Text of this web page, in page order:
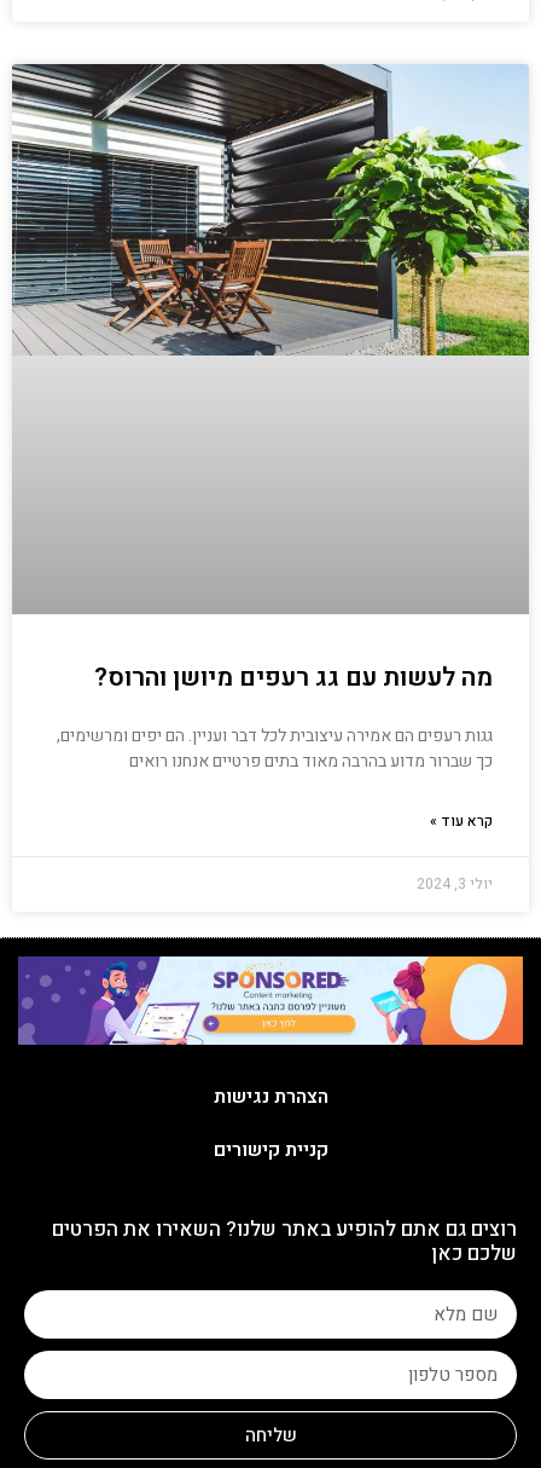
מה לעשות עם גג רעפים מיושן והרוס?
גגות רעפים הם אמירה עיצובית לכל דבר ועניין. הם יפים ומרשימים,
כך שברור מדוע בהרבה מאוד בתים פרטיים אנחנו רואים
קרא עוד »
יולי 3, 2024
הצהרת נגישות
קניית קישורים
רוצים גם אתם להופיע באתר שלנו? השאירו את הפרטים
שלכם כאן
שליחה